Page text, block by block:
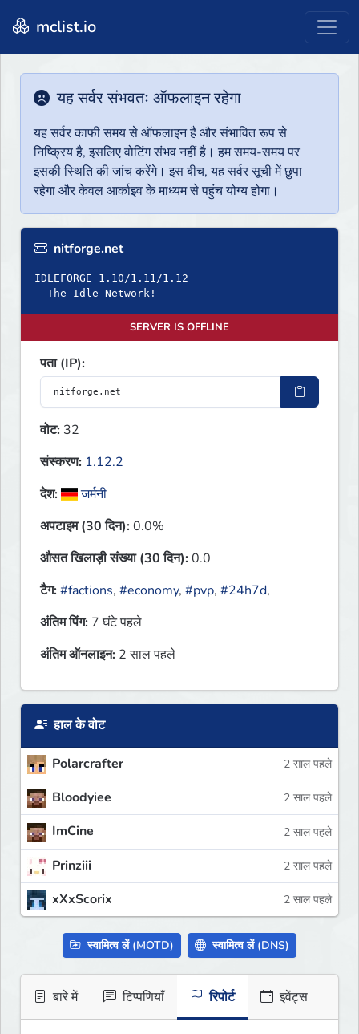
mclist.io
यह सर्वर संभवतः ऑफलाइन रहेगा
यह सर्वर काफी समय से ऑफलाइन है और संभावित रूप से
निष्क्रिय है, इसलिए वोटिंग संभव नहीं है। हम समय-समय पर
इसकी स्थिति की जांच करेंगे। इस बीच, यह सर्वर सूची में छुपा
रहेगा और केवल आर्काइव के माध्यम से पहुंच योग्य होगा।
nitforge.net
IDLEFORGE 1.10/1.11/1.12
- The Idle Network! -
SERVER IS OFFLINE
पता (IP):
वोट: 32
संस्करण: 1.12.2
देश:
जर्मनी
अपटाइम (30 दिन):0.0%
औसत खिलाड़ी संख्या (30 दिन):0.0
टैग:#factions, #economy, #pvp, #24h7d,
अंतिम पिंग: 7 घंटे पहले
अंतिम ऑनलाइन: 2 साल पहले
हाल के वोट
Polarcrafter 2 साल पहले
Bloodyiee 2 साल पहले
ImCine 2 साल पहले
Prinziii 2 साल पहले
xXxScorix 2 साल पहले
स्वामित्व लें (MOTD) स्वामित्व लें (DNS)
बारे में टिप्पणियाँ रिपोर्ट इवेंट्स